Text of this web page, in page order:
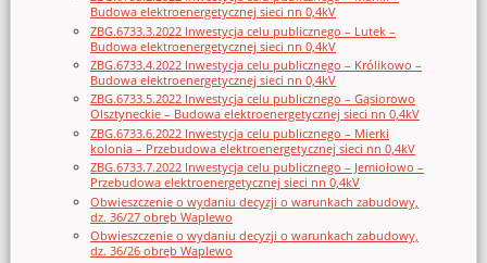
Budowa elektroenergetycznej sieci nn 0,4kV
ZBG.6733.3.2022 Inwestycja celu publicznego – Lutek –
Budowa elektroenergetycznej sieci nn 0,4kV
ZBG.6733.4.2022 Inwestycja celu publicznego – Królikowo –
Budowa elektroenergetycznej sieci nn 0,4kV
ZBG.6733.5.2022 Inwestycja celu publicznego – Gąsiorowo
Olsztyneckie – Budowa elektroenergetycznej sieci nn 0,4kV
ZBG.6733.6.2022 Inwestycja celu publicznego – Mierki
kolonia – Przebudowa elektroenergetycznej sieci nn 0,4kV
ZBG.6733.7.2022 Inwestycja celu publicznego – Jemiołowo –
Przebudowa elektroenergetycznej sieci nn 0,4kV
Obwieszczenie o wydaniu decyzji o warunkach zabudowy,
dz. 36/27 obręb Waplewo
Obwieszczenie o wydaniu decyzji o warunkach zabudowy,
dz. 36/26 obręb Waplewo